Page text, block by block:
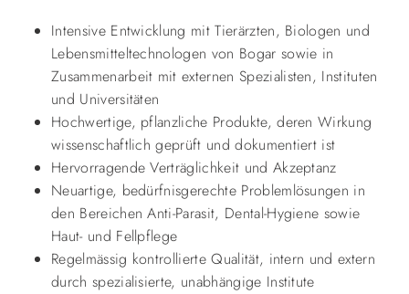
Intensive Entwicklung mit Tierärzten, Biologen und
Lebensmitteltechnologen von Bogar sowie in
Zusammenarbeit mit externen Spezialisten, Instituten
und Universitäten
Hochwertige, pflanzliche Produkte, deren Wirkung
wissenschaftlich geprüft und dokumentiert ist
Hervorragende Verträglichkeit und Akzeptanz
Neuartige, bedürfnisgerechte Problemlösungen in
den Bereichen Anti-Parasit, Dental-Hygiene sowie
Haut- und Fellpflege
Regelmässig kontrollierte Qualität, intern und extern
durch spezialisierte, unabhängige Institute